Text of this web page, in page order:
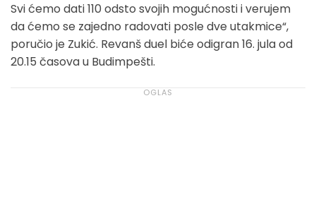
Svi ćemo dati 110 odsto svojih mogućnosti i verujem
da ćemo se zajedno radovati posle dve utakmice“,
poručio je Zukić. Revanš duel biće odigran 16. jula od
20.15 časova u Budimpešti.